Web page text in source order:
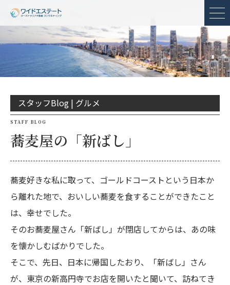
メ
スタッフBlog | グルメ
STAFF BLOG
蕎麦屋の「新ばし」
蕎麦好きな私に取って、ゴールドコーストという日本か
ら離れた地で、おいしい蕎麦を食することができたこと
は、幸せでした。
そのお蕎麦屋さん「新ばし」が閉店してからは、あの味
を懐かしむばかりでした。
そこで、先日、日本に帰国したおり、「新ばし」さん
が、東京の新高円寺でお店を開いたと聞いて、訪ねてき